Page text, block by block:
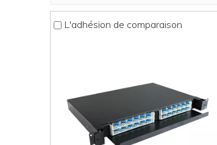
L'adhésion de comparaison